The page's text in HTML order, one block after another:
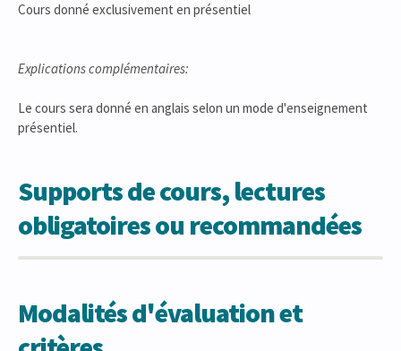
Cours donné exclusivement en présentiel
Explications complémentaires:
Le cours sera donné en anglais selon un mode d'enseignement
présentiel.
Supports de cours, lectures
obligatoires ou recommandées
Modalités d'évaluation et